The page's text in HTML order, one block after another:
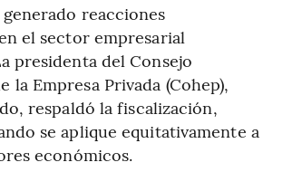
reacciones
el sector empresarial
presidenta del Consejo
la Empresa Privada (Cohep),
respaldó la fiscalización,
se aplique equitativamente a
económicos.